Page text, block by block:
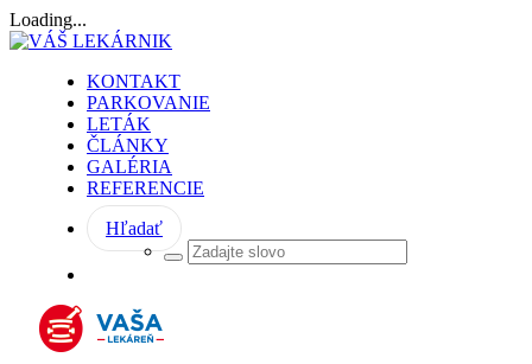
Loading...
KONTAKT
PARKOVANIE
LETÁK
ČLÁNKY
GALÉRIA
REFERENCIE
Hľadať